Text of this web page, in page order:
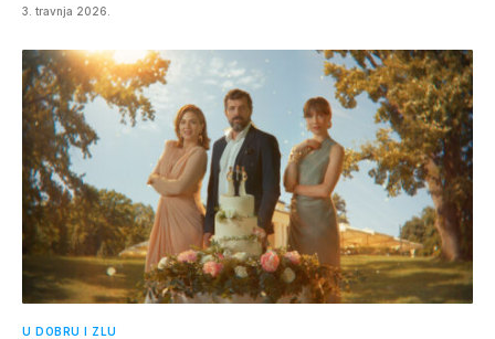
3. travnja 2026.
U DOBRU I ZLU